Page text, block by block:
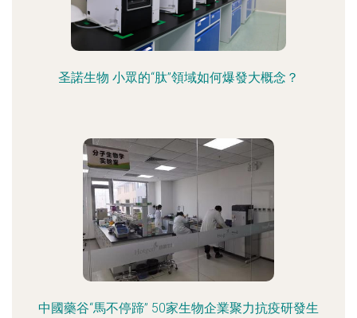
圣諾生物 小眾的“肽”領域如何爆發大概念？
中國藥谷“馬不停蹄” 50家生物企業聚力抗疫研發生